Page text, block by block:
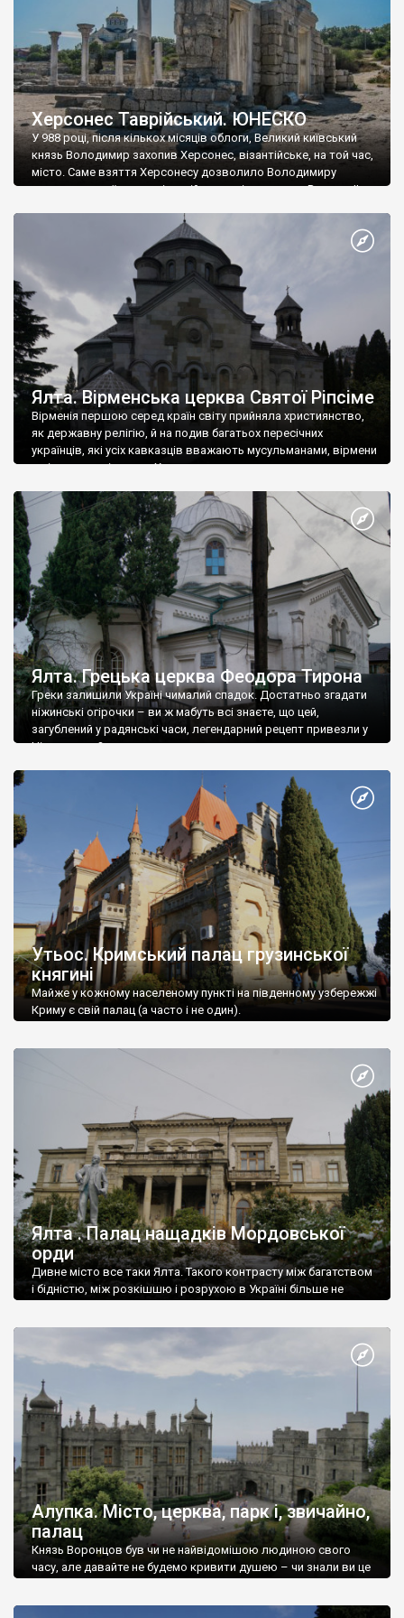
Херсонес Таврійський. ЮНЕСКО
У 988 році, після кількох місяців облоги, Великий київський
князь Володимир захопив Херсонес, візантійське, на той час,
місто. Саме взяття Херсонесу дозволило Володимиру
диктувати свої умови візантійському імператору Василю ІІ, та
Херсонесі Володимир-язичник, став Василем-християнином.
А потім було Хрещення Русі. На честь Херсонесу Таврійського
Ялта. Вірменська церква Святої Ріпсіме
Вірменія першою серед країн світу прийняла християнство,
як державну релігію, й на подив багатьох пересічних
українців, які усіх кавказців вважають мусульманами, вірмени
є відданими вірянами Христа
Ялта. Грецька церква Феодора Тирона
Греки залишили Україні чималий спадок. Достатньо згадати
ніжинські огірочки – ви ж мабуть всі знаєте, що цей,
загублений у радянські часи, легендарний рецепт привезли у
Ніжин греки?
Утьос. Кримський палац грузинської
княгині
Майже у кожному населеному пункті на південному узбережжі
Криму є свій палац (а часто і не один).
Ялта . Палац нащадків Мордовської
орди
Дивне місто все таки Ялта. Такого контрасту між багатством
і бідністю, між розкішшю і розрухою в Україні більше не
Алупка. Місто, церква, парк і, звичайно,
палац
Князь Воронцов був чи не найвідомішою людиною свого
часу, але давайте не будемо кривити душею – чи знали ви це